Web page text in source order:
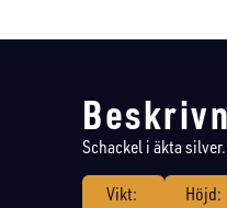
Schackel i äkta
Vikt:
Höjd: